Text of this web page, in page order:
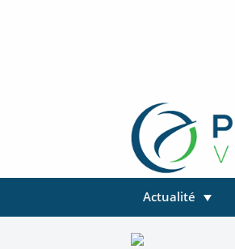
Actualité